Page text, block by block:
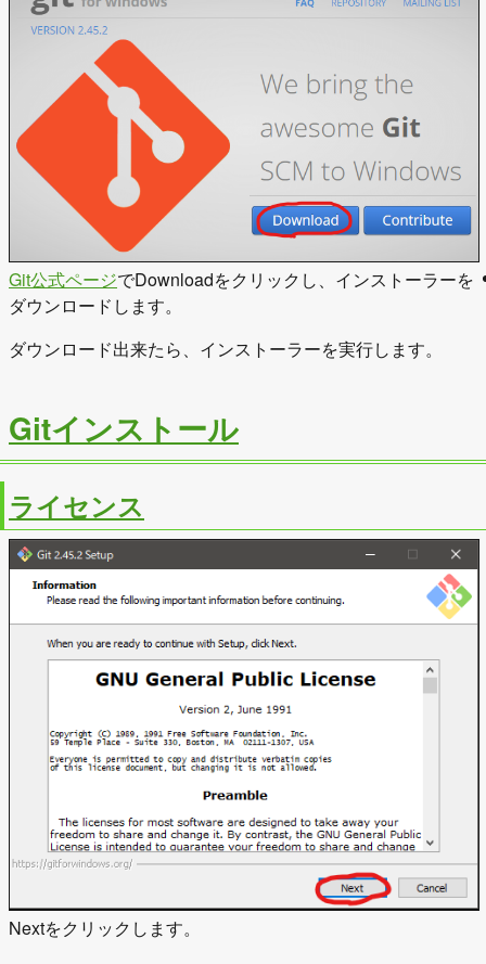
Git公式ページでDownloadをクリックし、インストーラーを
ダウンロードします。
ダウンロード出来たら、インストーラーを実行します。
Gitインストール
ライセンス
Nextをクリックします。